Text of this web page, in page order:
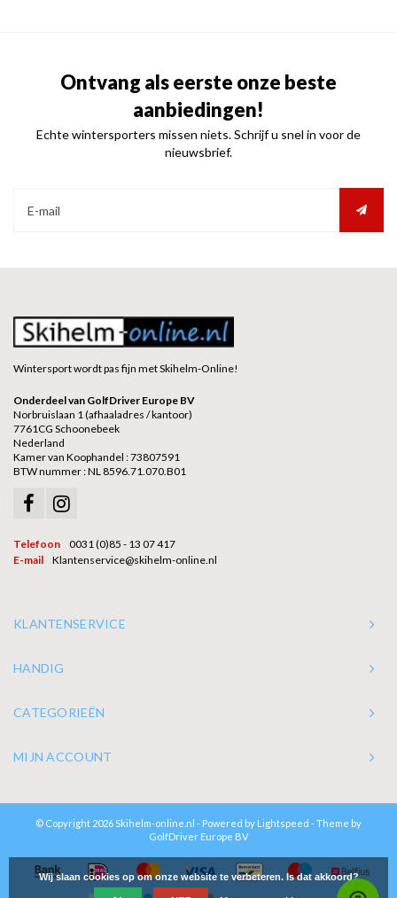
Ontvang als eerste onze beste
aanbiedingen!
Echte wintersporters missen niets. Schrijf u snel in voor de
nieuwsbrief.
Wintersport wordt pas fijn met Skihelm-Online!
Onderdeel van GolfDriver Europe BV
Norbruislaan 1 (afhaaladres / kantoor)
7761CG Schoonebeek
Nederland
Kamer van Koophandel : 73807591
BTW nummer : NL 8596.71.070.B01
Telefoon
0031 (0)85 - 13 07 417
E-mail
Klantenservice@skihelm-online.nl
KLANTENSERVICE
HANDIG
CATEGORIEËN
MIJN ACCOUNT
© Copyright 2026 Skihelm-online.nl - Powered by Lightspeed - Theme by
GolfDriver Europe BV
Wij slaan cookies op om onze website te verbeteren. Is dat akkoord?